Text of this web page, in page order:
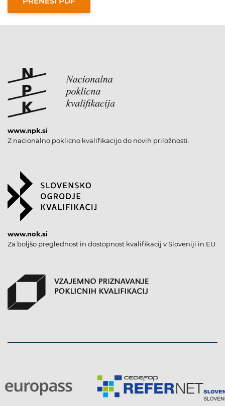
www.npk.si
Z nacionalno poklicno kvalifikacijo do novih priložnosti.
www.nok.si
Za boljšo preglednost in dostopnost kvalifikacij v Sloveniji in EU.